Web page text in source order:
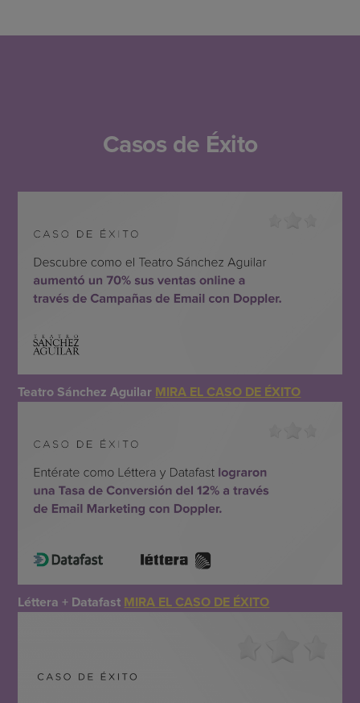
Casos de Éxito
Teatro Sánchez Aguilar MIRA EL CASO DE ÉXITO
Léttera + Datafast MIRA EL CASO DE ÉXITO